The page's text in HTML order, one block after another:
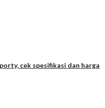
cek spesifikasi dan harga